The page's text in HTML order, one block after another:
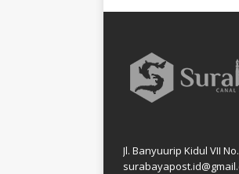
Jl. Banyuurip Kidul VII